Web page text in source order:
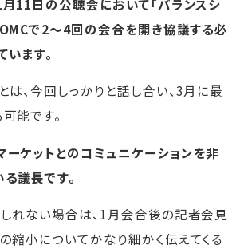
11日の公聴会において「バランスシ
で2～4回の会合を開き協議する必
います。
は、今回しっかりと話し合い、3月に最
能です。
ケットとのコミュニケーションを非
議長です。
れない場合は、1月会合後の記者会見
縮小についてかなり細かく伝えてくる